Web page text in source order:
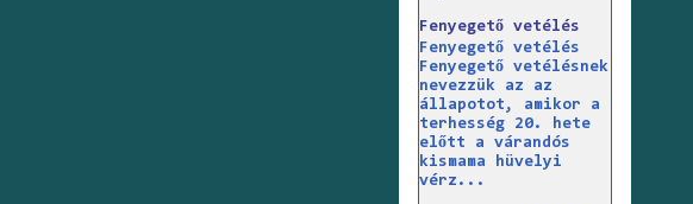
Fenyegető vetélés
Fenyegető vetélés
Fenyegető vetélésnek
nevezzük az az
állapotot, amikor a
terhesség 20. hete
előtt a várandós
kismama hüvelyi
vérz...